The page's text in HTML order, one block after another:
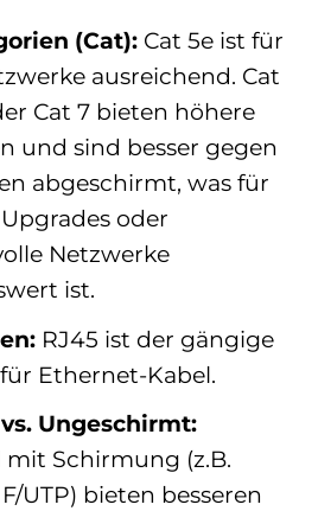
(Cat):Cat 5e ist für
ausreichend. Cat
Cat 7 bieten höhere
und sind besser gegen
abgeschirmt, was für
oder
Netzwerke
ist.
RJ45 ist der gängige
Ethernet-Kabel.
Ungeschirmt:
mit Schirmung (z.B.
UTP) bieten besseren